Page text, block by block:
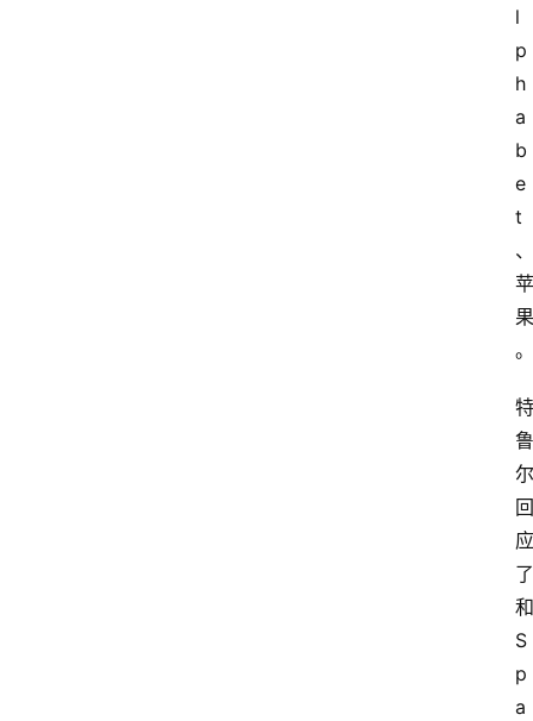
l
p
h
a
b
e
t
、
苹
果
。
特
鲁
尔
回
应
了
和
S
p
a